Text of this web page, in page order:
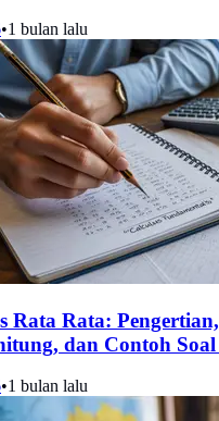
•1 bulan lalu
Rata Rata:
dan Contoh
•1 bulan lalu